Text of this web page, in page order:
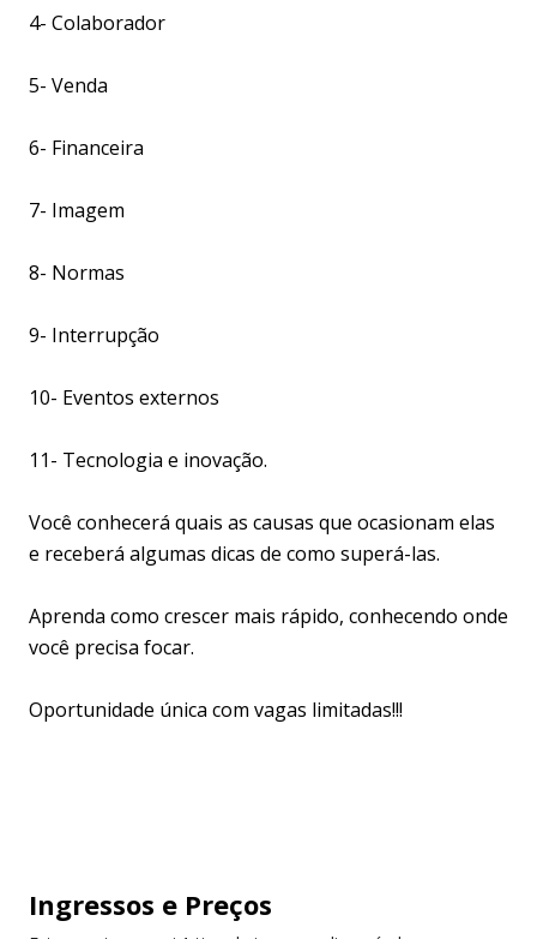
4- Colaborador
5- Venda
6- Financeira
7- Imagem
8- Normas
9- Interrupção
10- Eventos externos
11- Tecnologia e inovação.
Você conhecerá quais as causas que ocasionam elas
e receberá algumas dicas de como superá-las.
Aprenda como crescer mais rápido, conhecendo onde
você precisa focar.
Oportunidade única com vagas limitadas!!!
Ingressos e Preços